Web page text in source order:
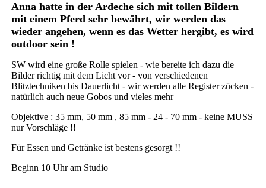
Anna hatte in der Ardeche sich mit tollen Bildern
mit einem Pferd sehr bewährt, wir werden das
wieder angehen, wenn es das Wetter hergibt, es wird
outdoor sein !
SW wird eine große Rolle spielen - wie bereite ich dazu die
Bilder richtig mit dem Licht vor - von verschiedenen
Blitztechniken bis Dauerlicht - wir werden alle Register zücken -
natürlich auch neue Gobos und vieles mehr
Objektive : 35 mm, 50 mm , 85 mm - 24 - 70 mm - keine MUSS
nur Vorschläge !!
Für Essen und Getränke ist bestens gesorgt !!
Beginn 10 Uhr am Studio